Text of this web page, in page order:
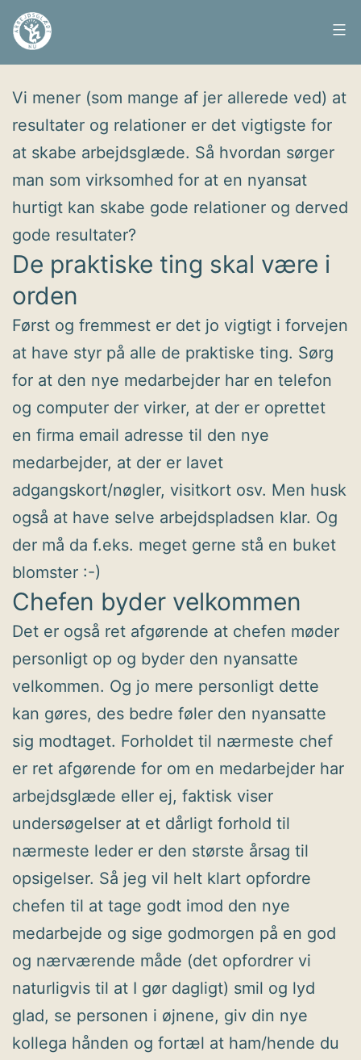
Fortsæt
Arbejdsglæde
Udgivet
Vi mener (som mange af jer allerede ved) at
resultater og relationer er det vigtigste for
at skabe arbejdsglæde. Så hvordan sørger
man som virksomhed for at en nyansat
hurtigt kan skabe gode relationer og derved
gode resultater?
De praktiske ting skal være i
orden
Først og fremmest er det jo vigtigt i forvejen
at have styr på alle de praktiske ting. Sørg
for at den nye medarbejder har en telefon
og computer der virker, at der er oprettet
en firma email adresse til den nye
medarbejder, at der er lavet
adgangskort/nøgler, visitkort osv. Men husk
også at have selve arbejdspladsen klar. Og
der må da f.eks. meget gerne stå en buket
blomster :-)
Chefen byder velkommen
Det er også ret afgørende at chefen møder
personligt op og byder den nyansatte
velkommen. Og jo mere personligt dette
kan gøres, des bedre føler den nyansatte
sig modtaget. Forholdet til nærmeste chef
er ret afgørende for om en medarbejder har
arbejdsglæde eller ej, faktisk viser
undersøgelser at et dårligt forhold til
nærmeste leder er den største årsag til
opsigelser. Så jeg vil helt klart opfordre
chefen til at tage godt imod den nye
medarbejde og sige godmorgen på en god
og nærværende måde (det opfordrer vi
naturligvis til at I gør dagligt) smil og lyd
glad, se personen i øjnene, giv din nye
kollega hånden og fortæl at ham/hende du